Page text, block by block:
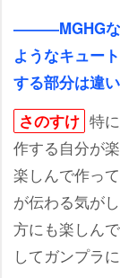
―――MGHGな
ようなキュー
する部分は違
さのすけ 特
作する自分が
楽しんで作っ
が伝わる気が
方にも楽しん
してガンプラ